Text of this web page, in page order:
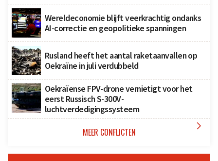
Wereldeconomie blijft veerkrachtig ondanks
AI-correctie en geopolitieke spanningen
Rusland heeft het aantal raketaanvallen op
Oekraïne in juli verdubbeld
Oekraïense FPV-drone vernietigt voor het
eerst Russisch S-300V-
luchtverdedigingssysteem
MEER CONFLICTEN 